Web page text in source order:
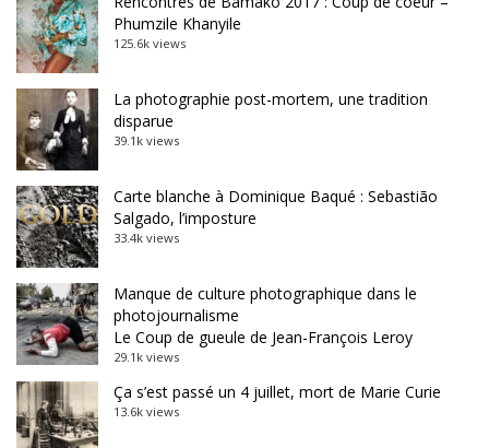
Phumzile Khanyile
125.6k views
La photographie post-mortem, une tradition
disparue
39.1k views
Carte blanche à Dominique Baqué : Sebastião
Salgado, l’imposture
33.4k views
Manque de culture photographique dans le
photojournalisme
Le Coup de gueule de Jean-François Leroy
29.1k views
Ça s’est passé un 4 juillet, mort de Marie Curie
13.6k views